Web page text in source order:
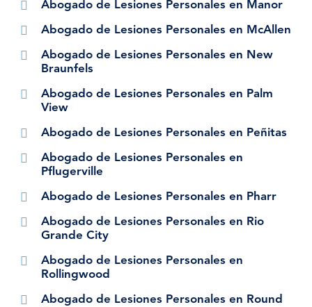
Abogado de Lesiones Personales en Manor
Abogado de Lesiones Personales en McAllen
Abogado de Lesiones Personales en New
Braunfels
Abogado de Lesiones Personales en Palm
View
Abogado de Lesiones Personales en Peñitas
Abogado de Lesiones Personales en
Pflugerville
Abogado de Lesiones Personales en Pharr
Abogado de Lesiones Personales en Rio
Grande City
Abogado de Lesiones Personales en
Rollingwood
Abogado de Lesiones Personales en Round